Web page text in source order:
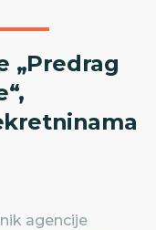
„Predrag
agencije